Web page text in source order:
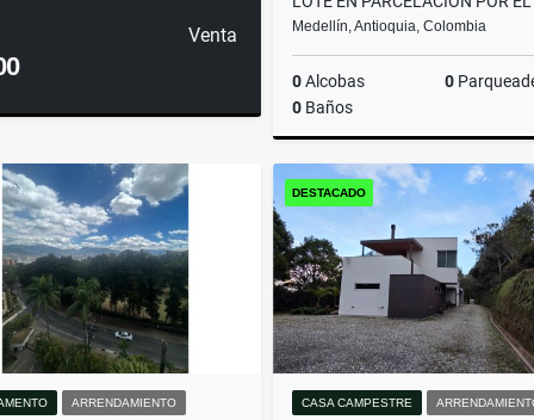
Venta Medellín, Antioquia, Colombia
0Alcobas 0
0 Baños
$600.000.000
ARRENDAMIENTO
DESTACADO
CASA CAMPESTRE